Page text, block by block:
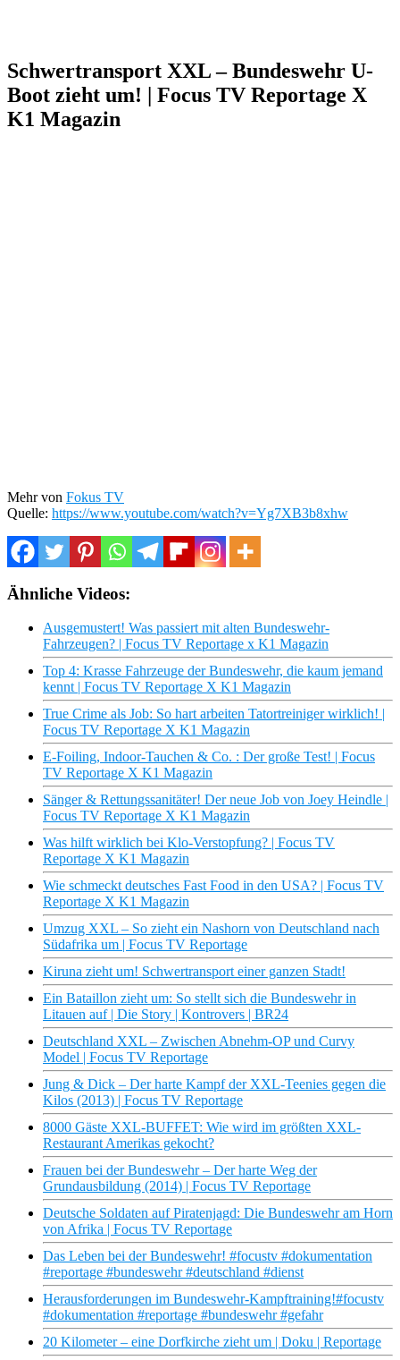
Schwertransport XXL – Bundeswehr U-
Boot zieht um! | Focus TV Reportage X
K1 Magazin
Mehr von Fokus TV
Quelle: https://www.youtube.com/watch?v=Yg7XB3b8xhw
Ähnliche Videos:
Ausgemustert! Was passiert mit alten Bundeswehr-
Fahrzeugen? | Focus TV Reportage x K1 Magazin
Top 4: Krasse Fahrzeuge der Bundeswehr, die kaum jemand
kennt | Focus TV Reportage X K1 Magazin
True Crime als Job: So hart arbeiten Tatortreiniger wirklich! |
Focus TV Reportage X K1 Magazin
E-Foiling, Indoor-Tauchen & Co. : Der große Test! | Focus
TV Reportage X K1 Magazin
Sänger & Rettungssanitäter! Der neue Job von Joey Heindle |
Focus TV Reportage X K1 Magazin
Was hilft wirklich bei Klo-Verstopfung? | Focus TV
Reportage X K1 Magazin
Wie schmeckt deutsches Fast Food in den USA? | Focus TV
Reportage X K1 Magazin
Umzug XXL – So zieht ein Nashorn von Deutschland nach
Südafrika um | Focus TV Reportage
Kiruna zieht um! Schwertransport einer ganzen Stadt!
Ein Bataillon zieht um: So stellt sich die Bundeswehr in
Litauen auf | Die Story | Kontrovers | BR24
Deutschland XXL – Zwischen Abnehm-OP und Curvy
Model | Focus TV Reportage
Jung & Dick – Der harte Kampf der XXL-Teenies gegen die
Kilos (2013) | Focus TV Reportage
8000 Gäste XXL-BUFFET: Wie wird im größten XXL-
Restaurant Amerikas gekocht?
Frauen bei der Bundeswehr – Der harte Weg der
Grundausbildung (2014) | Focus TV Reportage
Deutsche Soldaten auf Piratenjagd: Die Bundeswehr am Horn
von Afrika | Focus TV Reportage
Das Leben bei der Bundeswehr! #focustv #dokumentation
#reportage #bundeswehr #deutschland #dienst
Herausforderungen im Bundeswehr-Kampftraining!#focustv
#dokumentation #reportage #bundeswehr #gefahr
20 Kilometer – eine Dorfkirche zieht um | Doku | Reportage